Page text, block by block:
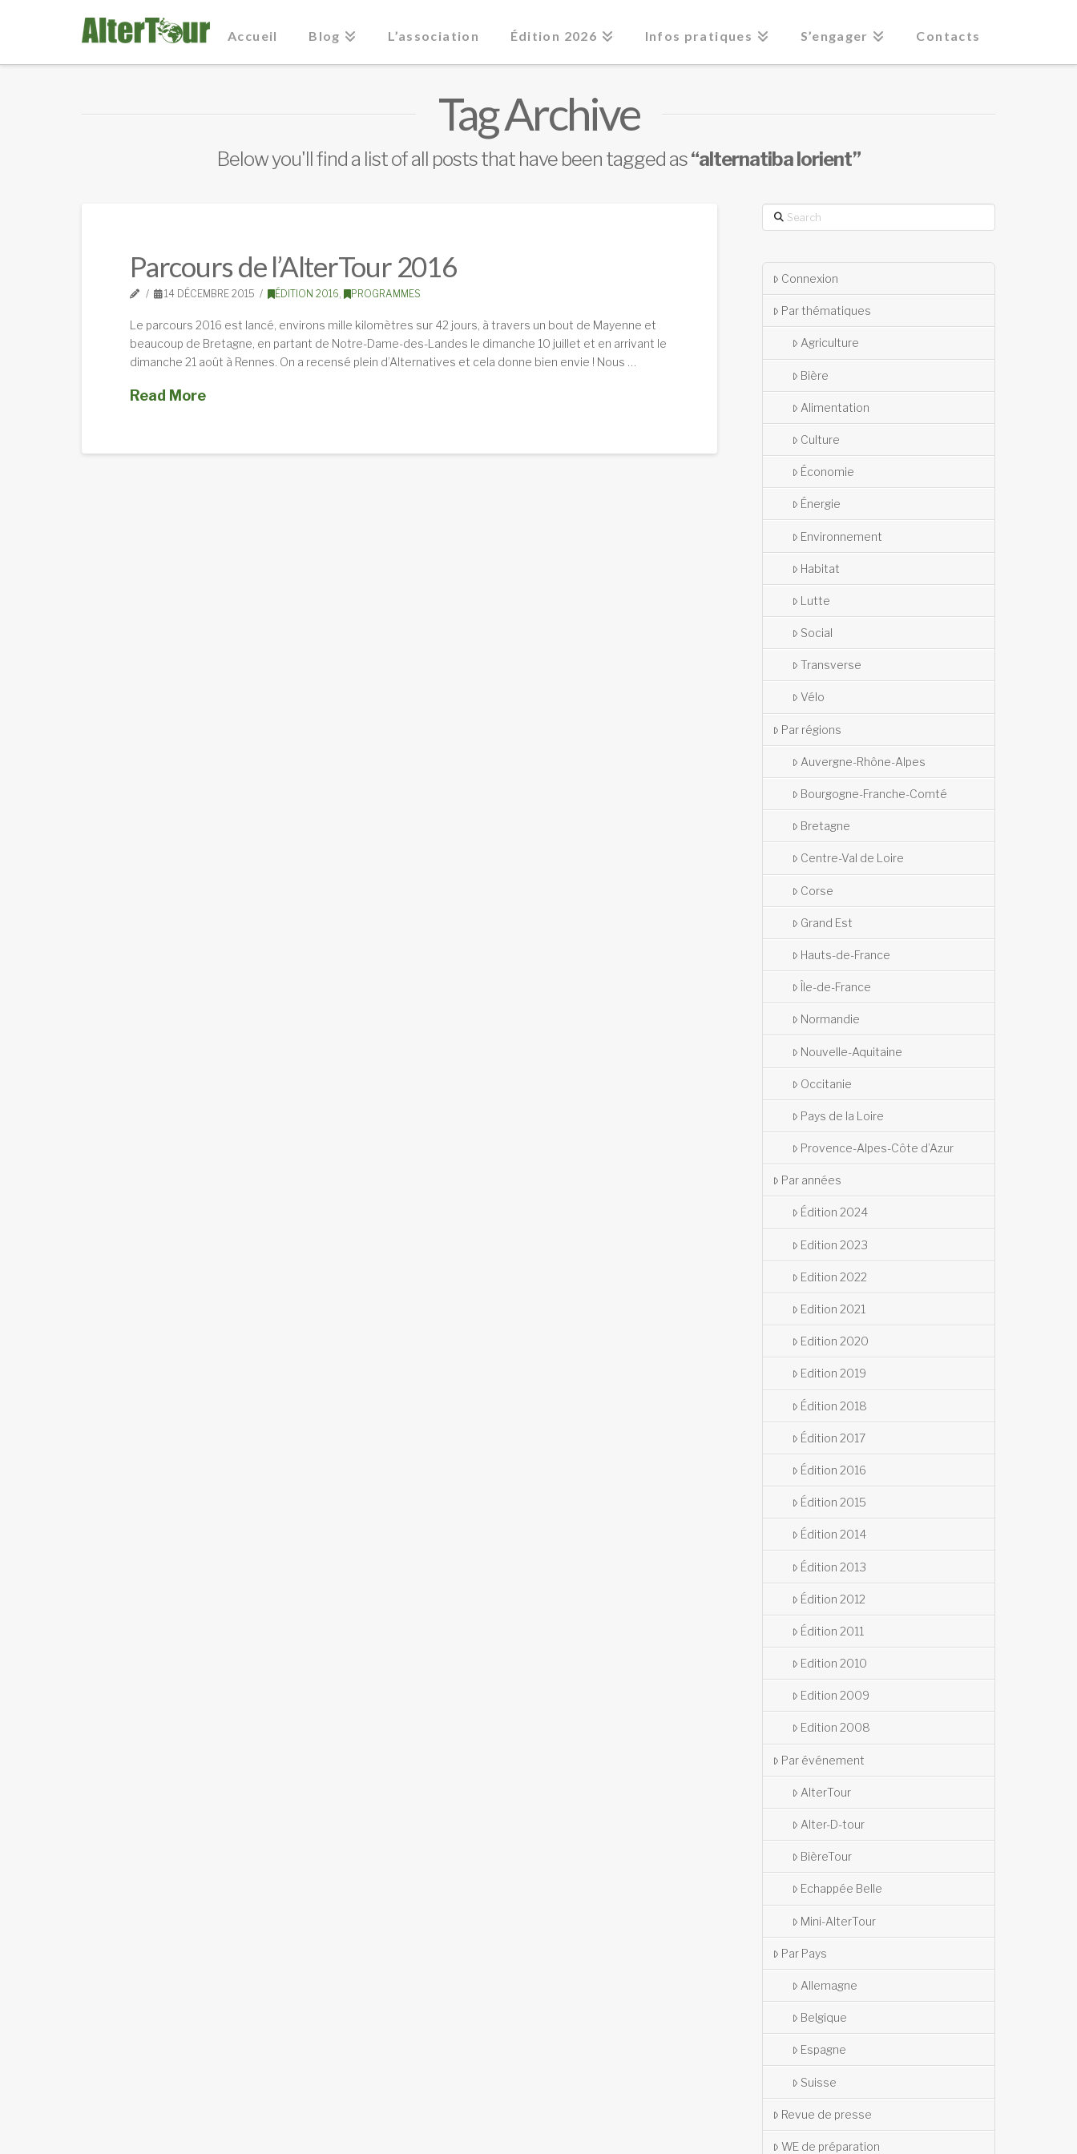
Accueil Blog L’association Édition 2026 Infos pratiques S’engager Contacts
Tag Archive
Below you'll find a list of all posts that have been tagged as“alternatiba lorient”
Parcours de l’AlterTour 2016
14 DÉCEMBRE 2015 ÉDITION 2016, PROGRAMMES
Le parcours 2016 est lancé, environs mille kilomètres sur 42 jours, à travers un bout de Mayenne et
beaucoup de Bretagne, en partant de Notre-Dame-des-Landes le dimanche 10 juillet et en arrivant le
dimanche 21 août à Rennes. On a recensé plein d’Alternatives et cela donne bien envie ! Nous …
Read More
Search
Connexion
Par thématiques
Agriculture
Bière
Alimentation
Culture
Économie
Énergie
Environnement
Habitat
Lutte
Social
Transverse
Vélo
Par régions
Auvergne-Rhône-Alpes
Bourgogne-Franche-Comté
Bretagne
Centre-Val de Loire
Corse
Grand Est
Hauts-de-France
Île-de-France
Normandie
Nouvelle-Aquitaine
Occitanie
Pays de la Loire
Provence-Alpes-Côte d’Azur
Par années
Édition 2024
Edition 2023
Edition 2022
Edition 2021
Edition 2020
Edition 2019
Édition 2018
Édition 2017
Édition 2016
Édition 2015
Édition 2014
Édition 2013
Édition 2012
Édition 2011
Edition 2010
Edition 2009
Edition 2008
Par événement
AlterTour
Alter-D-tour
BièreTour
Echappée Belle
Mini-AlterTour
Par Pays
Allemagne
Belgique
Espagne
Suisse
Revue de presse
WE de préparation